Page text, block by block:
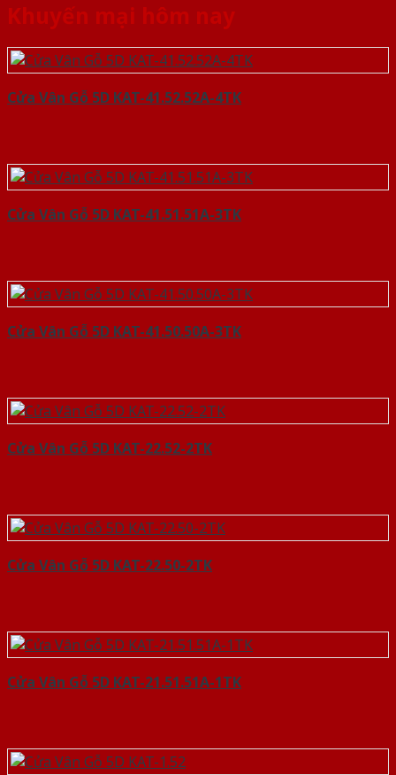
Khuyến mại hôm nay
Cửa Vân Gỗ 5D KAT-41.52.52A-4TK
Cửa Vân Gỗ 5D KAT-41.51.51A-3TK
Cửa Vân Gỗ 5D KAT-41.50.50A-3TK
Cửa Vân Gỗ 5D KAT-22.52-2TK
Cửa Vân Gỗ 5D KAT-22.50-2TK
Cửa Vân Gỗ 5D KAT-21.51.51A-1TK